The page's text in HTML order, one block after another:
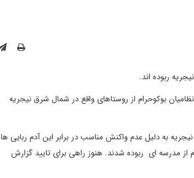
شاهدان عینی از ربوده شدن 60 دختر و 31 پسر توسط شبه نظامیان بوکوحرام از روستاهای واقع در شمال شرق نیجریه
به دلیل عدم واکنش مناسب در برابر این آدم ربایی ها
از 200 دختر توسط شبه نظامیان بوکوحرام از مدرسه ای ربوده شدند. هنوز راهی برای تایید گزارش